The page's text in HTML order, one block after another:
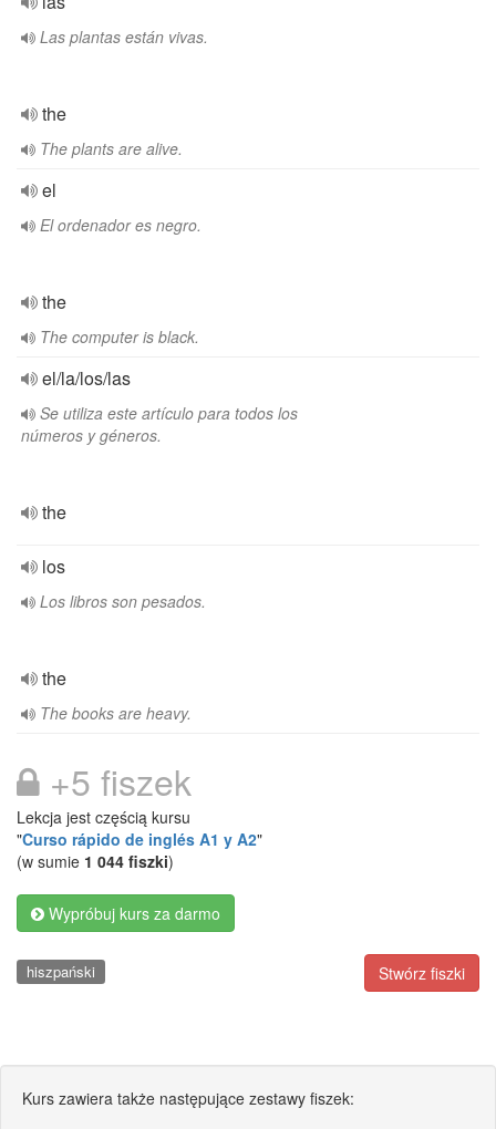
Las plantas están vivas.
the
The plants are alive.
el
El ordenador es negro.
the
The computer is black.
el/la/los/las
Se utiliza este artículo para todos los
números y géneros.
the
los
Los libros son pesados.
the
The books are heavy.
+5 fiszek
Lekcja jest częścią kursu
"Curso rápido de inglés A1 y A2"
(w sumie 1 044 fiszki)
Wypróbuj kurs za darmo
Stwórz fiszki
hiszpański
Kurs zawiera także następujące zestawy fiszek: